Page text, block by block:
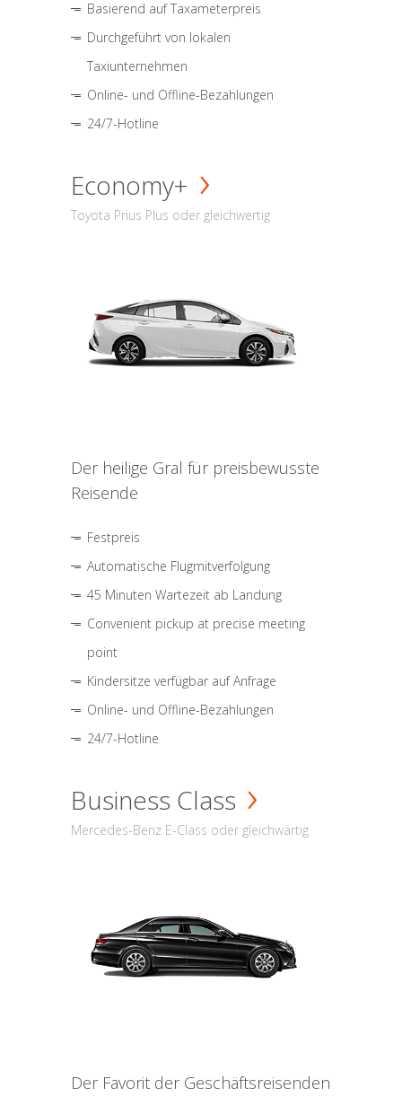
Basierend auf Taxameterpreis
Durchgeführt von lokalen
Taxiunternehmen
Online- und Offline-Bezahlungen
24/7-Hotline
Economy+
Toyota Prius Plus oder gleichwertig
Der heilige Gral für preisbewusste
Reisende
Festpreis
Automatische Flugmitverfolgung
45 Minuten Wartezeit ab Landung
Convenient pickup at precise meeting
point
Kindersitze verfügbar auf Anfrage
Online- und Offline-Bezahlungen
24/7-Hotline
Business Class
Mercedes-Benz E-Class oder gleichwärtig
Der Favorit der Geschäftsreisenden